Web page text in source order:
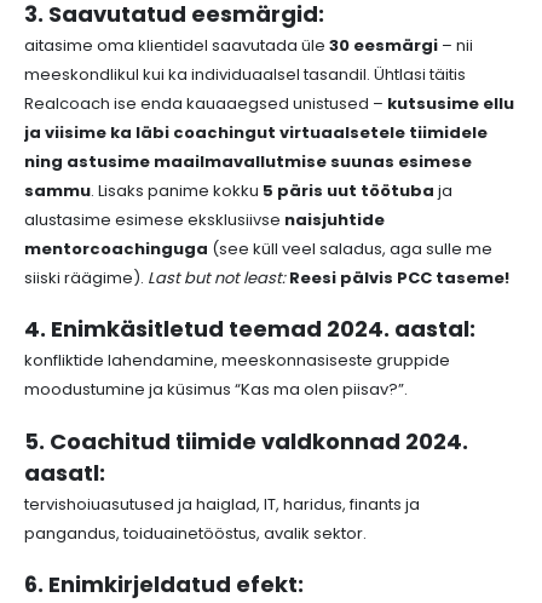
3. Saavutatud eesmärgid:
aitasime oma klientidel saavutada üle 30 eesmärgi – nii
meeskondlikul kui ka individuaalsel tasandil. Ühtlasi täitis
Realcoach ise enda kauaaegsed unistused – kutsusime ellu
ja viisime ka läbi coachingut virtuaalsetele tiimidele
ning astusime maailmavallutmise suunas esimese
sammu. Lisaks panime kokku 5 päris uut töötuba ja
alustasime esimese eksklusiivse naisjuhtide
mentorcoachinguga (see küll veel saladus, aga sulle me
siiski räägime). Last but not least: Reesi pälvis PCC taseme!
4. Enimkäsitletud teemad 2024. aastal:
konfliktide lahendamine, meeskonnasiseste gruppide
moodustumine ja küsimus “Kas ma olen piisav?”.
5. Coachitud tiimide valdkonnad 2024.
aasatl:
tervishoiuasutused ja haiglad, IT, haridus, finants ja
pangandus, toiduainetööstus, avalik sektor.
6. Enimkirjeldatud efekt: